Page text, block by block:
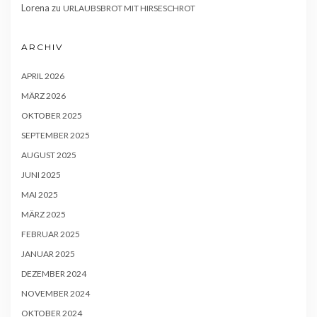
Lorena zu URLAUBSBROT MIT HIRSESCHROT
ARCHIV
APRIL 2026
MÄRZ 2026
OKTOBER 2025
SEPTEMBER 2025
AUGUST 2025
JUNI 2025
MAI 2025
MÄRZ 2025
FEBRUAR 2025
JANUAR 2025
DEZEMBER 2024
NOVEMBER 2024
OKTOBER 2024